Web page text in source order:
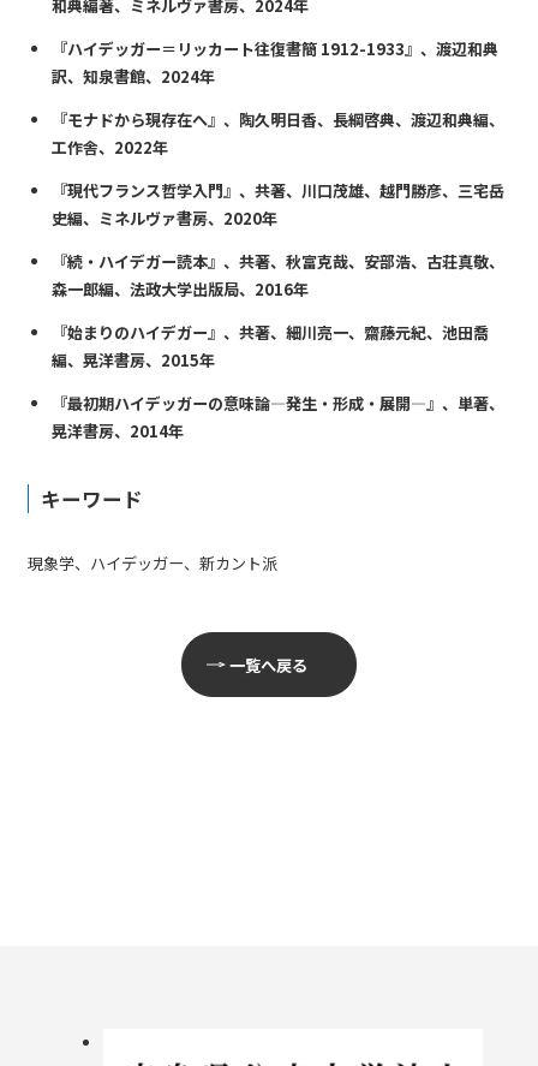
和典編著、ミネルヴァ書房、2024年
『ハイデッガー＝リッカート往復書簡 1912-1933』、渡辺和典
訳、知泉書館、2024年
『モナドから現存在へ』、陶久明日香、長綱啓典、渡辺和典編、
工作舎、2022年
『現代フランス哲学入門』、共著、川口茂雄、越門勝彦、三宅岳
史編、ミネルヴァ書房、2020年
『続・ハイデガー読本』、共著、秋富克哉、安部浩、古荘真敬、
森一郎編、法政大学出版局、2016年
『始まりのハイデガー』、共著、細川亮一、齋藤元紀、池田喬
編、晃洋書房、2015年
『最初期ハイデッガーの意味論—発生・形成・展開—』、単著、
晃洋書房、2014年
キーワード
現象学、ハイデッガー、新カント派
一覧へ戻る